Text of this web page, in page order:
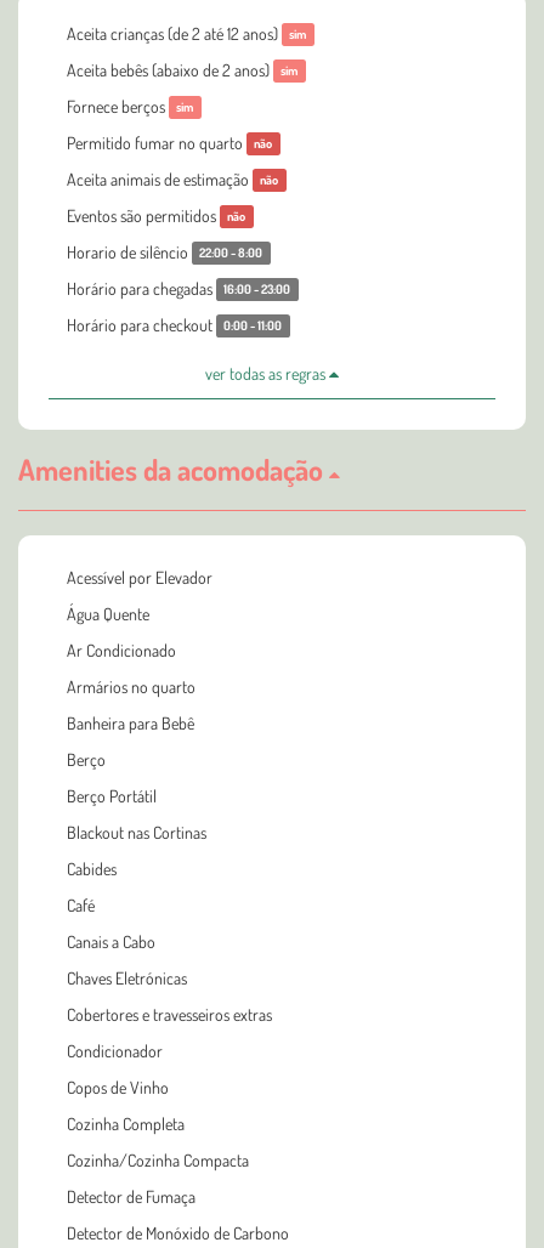
Aceita crianças (de 2 até 12 anos) sim
Aceita bebês (abaixo de 2 anos) sim
Fornece berços sim
Permitido fumar no quarto não
Aceita animais de estimação não
Eventos são permitidos não
Horario de silêncio 22:00 - 8:00
Horário para chegadas 16:00 - 23:00
Horário para checkout 0:00 - 11:00
ver todas as regras
Amenities da acomodação
Acessível por Elevador
Água Quente
Ar Condicionado
Armários no quarto
Banheira para Bebê
Berço
Berço Portátil
Blackout nas Cortinas
Cabides
Café
Canais a Cabo
Chaves Eletrónicas
Cobertores e travesseiros extras
Condicionador
Copos de Vinho
Cozinha Completa
Cozinha/Cozinha Compacta
Detector de Fumaça
Detector de Monóxido de Carbono